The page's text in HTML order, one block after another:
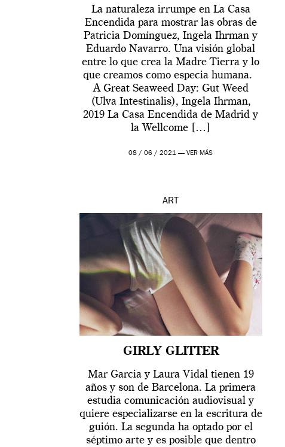
La naturaleza irrumpe en La Casa
Encendida para mostrar las obras de
Patricia Domínguez, Ingela Ihrman y
Eduardo Navarro. Una visión global
entre lo que crea la Madre Tierra y lo
que creamos como especia humana.
A Great Seaweed Day: Gut Weed
(Ulva Intestinalis), Ingela Ihrman,
2019 La Casa Encendida de Madrid y
la Wellcome […]
08 / 06 / 2021 —VER MÁS
ART
GIRLY GLITTER
Mar Garcia y Laura Vidal tienen 19
años y son de Barcelona. La primera
estudia comunicación audiovisual y
quiere especializarse en la escritura de
guión. La segunda ha optado por el
séptimo arte y es posible que dentro